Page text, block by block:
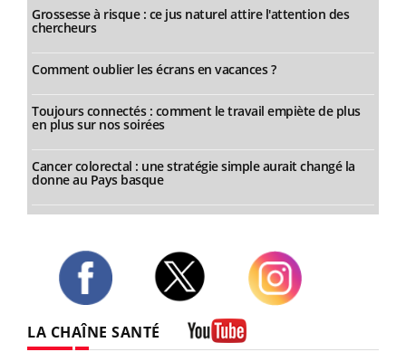
Grossesse à risque : ce jus naturel attire l'attention des
chercheurs
Comment oublier les écrans en vacances ?
Toujours connectés : comment le travail empiète de plus
en plus sur nos soirées
Cancer colorectal : une stratégie simple aurait changé la
donne au Pays basque
LA CHAÎNE SANTÉ